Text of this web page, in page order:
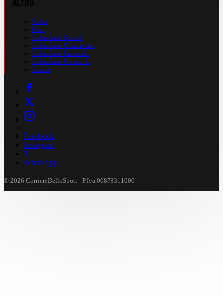
Video
Foto
Calendario Serie A
Calendario Champions
Calendario Europa L.
Calendario Premier L.
Casinò
Facebook
Instagram
X
WhatsApp
© 2026 CorriereDelloSport - P.Iva 00878311000